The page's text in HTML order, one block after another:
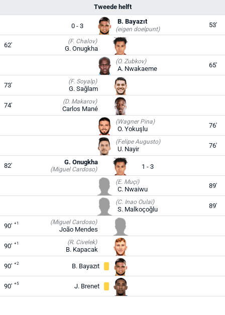
Tweede helft
0 - 3
B. Bayazıt
(eigen doelpunt)
53'
62' (F. Chalov)
G. Onugkha
(O. Zubkov)
A. Nwakaeme 65'
73' (F. Soyalp)
G. Sağlam
74' (D. Makarov)
Carlos Mané
(Wagner Pina)
O. Yokuşlu 76'
(Felipe Augusto)
U. Nayir 76'
82' (Miguel Cardoso)
G. Onugkha
1 - 3
(E. Muçi)
C. Nwaiwu 89'
(C. Inao Oulaï)
S. Malkoçoğlu 89'
90' +1 (Miguel Cardoso)
João Mendes
90' +1 (R. Civelek)
B. Kapacak
90' +2 B. Bayazıt
90' +5 J. Brenet